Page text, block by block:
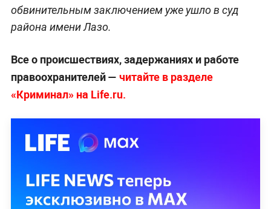
обвинительным заключением уже ушло в суд
района имени Лазо.
Все о происшествиях, задержаниях и работе
правоохранителей — читайте в разделе
«Криминал» на Life.ru.